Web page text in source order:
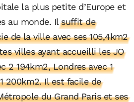
la plus petite d’Europe et
au monde. Il suffit de
de la ville avec ses 105,4km2
villes ayant accueilli les JO
2 194km2, Londres avec 1
200km2. Il est facile de
du Grand Paris et ses